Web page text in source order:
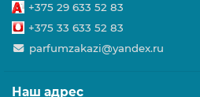
+375 29 633 52 83
+375 33 633 52 83
parfumzakazi@yandex.ru
Наш адрес